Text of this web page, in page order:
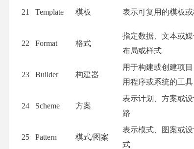
21 Template 模板 表示可复用的模板
22 Format 格式
指定数据、文本或
布局或样式
23 Builder 构建器
用于构建或创建项
用程序或系统的工具
24 Scheme 方案
表示计划、方案或
路
25 Pattern 模式/图案
表示模式、图案或
式